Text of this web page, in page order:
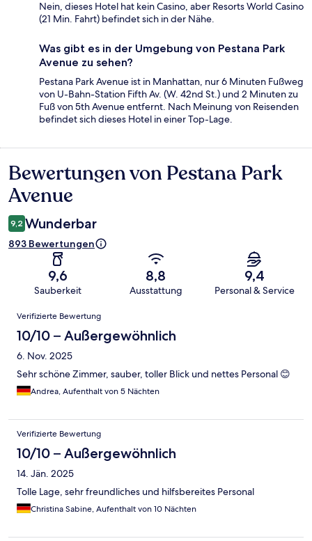
Nein, dieses Hotel hat kein Casino, aber Resorts World Casino
(21 Min. Fahrt) befindet sich in der Nähe.
Was gibt es in der Umgebung von Pestana Park
Avenue zu sehen?
Pestana Park Avenue ist in Manhattan, nur 6 Minuten Fußweg
von U-Bahn-Station Fifth Av. (W. 42nd St.) und 2 Minuten zu
Fuß von 5th Avenue entfernt. Nach Meinung von Reisenden
befindet sich dieses Hotel in einer Top-Lage.
Bewertungen
Bewertungen von Pestana Park
Avenue
9,2 Wunderbar
893 Bewertungen
9,6
Sauberkeit
8,8
Ausstattung
9,4
Personal & Service
Bewertungen
Verifizierte Bewertung
10/10 – Außergewöhnlich
6. Nov. 2025
Sehr schöne Zimmer, sauber, toller Blick und nettes Personal 😊
Andrea, Aufenthalt von 5 Nächten
Verifizierte Bewertung
10/10 – Außergewöhnlich
14. Jän. 2025
Tolle Lage, sehr freundliches und hilfsbereites Personal
Christina Sabine, Aufenthalt von 10 Nächten